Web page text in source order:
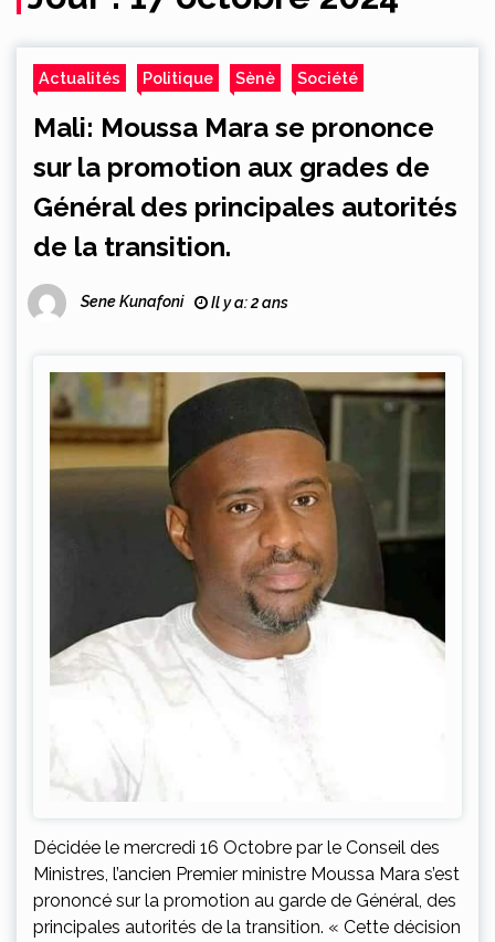
Actualités Politique Sènè Société
Mali: Moussa Mara se prononce
sur la promotion aux grades de
Général des principales autorités
de la transition.
Sene Kunafoni Il y a: 2 ans
Décidée le mercredi 16 Octobre par le Conseil des
Ministres, l’ancien Premier ministre Moussa Mara s’est
prononcé sur la promotion au garde de Général, des
principales autorités de la transition. « Cette décision